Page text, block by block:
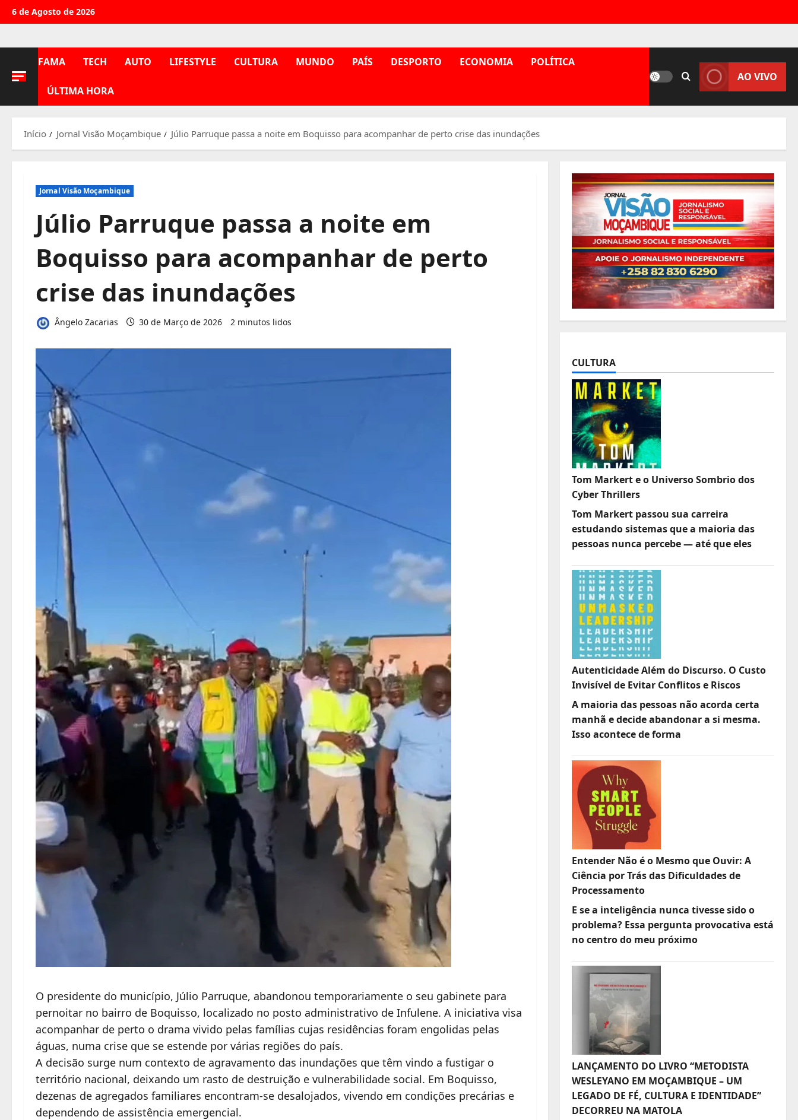
Avançar
para
conteúdo
6 de Agosto de 2026
FAMA TECH AUTO LIFESTYLE CULTURA MUNDO PAÍS DESPORTO ECONOMIA POLÍTICA
ÚLTIMA HORA
AO VIVO
Início Jornal Visão Moçambique Júlio Parruque passa a noite em Boquisso para acompanhar de perto crise das inundações
Jornal Visão Moçambique
Júlio Parruque passa a noite em
Boquisso para acompanhar de perto
crise das inundações
Ângelo Zacarias 30 de Março de 2026 2 minutos lidos
O presidente do município, Júlio Parruque, abandonou temporariamente o seu gabinete para
pernoitar no bairro de Boquisso, localizado no posto administrativo de Infulene. A iniciativa visa
acompanhar de perto o drama vivido pelas famílias cujas residências foram engolidas pelas
águas, numa crise que se estende por várias regiões do país.
A decisão surge num contexto de agravamento das inundações que têm vindo a fustigar o
território nacional, deixando um rasto de destruição e vulnerabilidade social. Em Boquisso,
dezenas de agregados familiares encontram-se desalojados, vivendo em condições precárias e
dependendo de assistência emergencial.
CULTURA
Tom Markert e o Universo Sombrio dos
Cyber Thrillers
Tom Markert passou sua carreira
estudando sistemas que a maioria das
pessoas nunca percebe — até que eles
Autenticidade Além do Discurso. O Custo
Invisível de Evitar Conflitos e Riscos
A maioria das pessoas não acorda certa
manhã e decide abandonar a si mesma.
Isso acontece de forma
Entender Não é o Mesmo que Ouvir: A
Ciência por Trás das Dificuldades de
Processamento
E se a inteligência nunca tivesse sido o
problema? Essa pergunta provocativa está
no centro do meu próximo
LANÇAMENTO DO LIVRO “METODISTA
WESLEYANO EM MOÇAMBIQUE – UM
LEGADO DE FÉ, CULTURA E IDENTIDADE”
DECORREU NA MATOLA